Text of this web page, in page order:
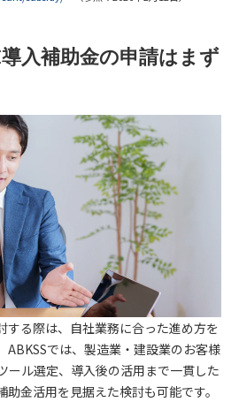
入補助金の申請はまず
する際は、自社業務に合った進め方を
ABKSSでは、製造業・建設業のお客様
ール選定、導入後の活用まで一貫した
金活用を見据えた検討も可能です。